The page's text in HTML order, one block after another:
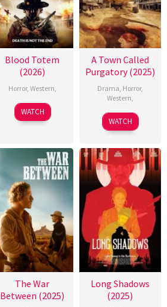
Blood Totem
(2026)
Horror, Western,
WATCH
A Town Called
Purgatory (2025)
Drama, Horror,
Western,
WATCH
The War
Between (2025)
Long Shadows
(2025)